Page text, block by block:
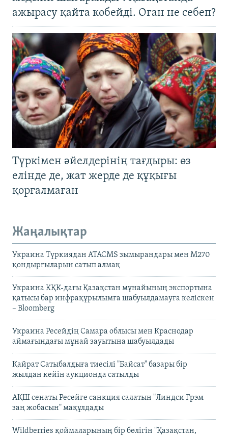
ажырасу қайта көбейді. Оған не себеп?
Түркімен әйелдерінің тағдыры: өз
елінде де, жат жерде де құқығы
қорғалмаған
Жаңалықтар
Украина Түркиядан ATACMS зымырандары мен M270
қондырғыларын сатып алмақ
Украина КҚК-дағы Қазақстан мұнайының экспортына
қатысы бар инфрақұрылымға шабуылдамауға келіскен
– Bloomberg
Украина Ресейдің Самара облысы мен Краснодар
аймағындағы мұнай зауытына шабуылдады
Қайрат Сатыбалдыға тиесілі "Байсат" базары бір
жылдан кейін аукционда сатылды
АҚШ сенаты Ресейге санкция салатын "Линдси Грэм
заң жобасын" мақұлдады
Wildberries қоймаларының бір бөлігін "Қазақстан,